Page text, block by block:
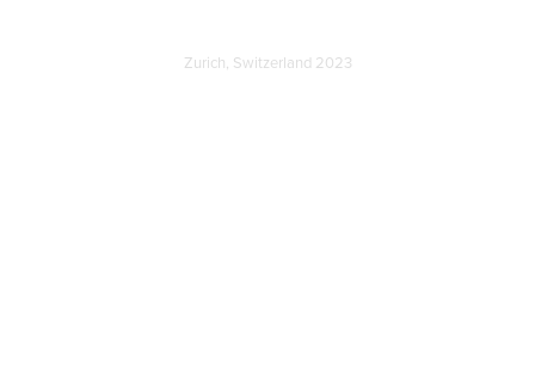
Zurich, Switzerland 2023